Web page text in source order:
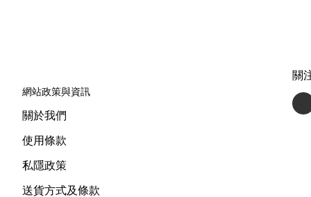
網站政策與資訊
關於我們
使用條款
私隱政策
送貨方式及條款
關